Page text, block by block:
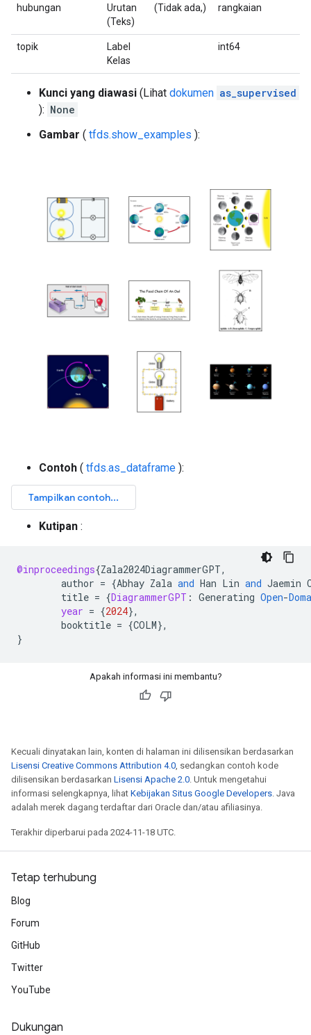
hubungan
Urutan
(Teks)
(Tidak ada,) rangkaian
topik
Label
Kelas
int64
Kunci yang diawasi (Lihat dokumen as_supervised
): None
Gambar ( tfds.show_examples ):
Contoh ( tfds.as_dataframe ):
Kutipan :
@inproceedings{Zala2024DiagrammerGPT,
author = {Abhay Zala and Han Lin and Jaemin
title = {DiagrammerGPT : Generating Open-
year = {2024},
booktitle = {COLM},
}
Apakah informasi ini membantu?
Kecuali dinyatakan lain, konten di halaman ini dilisensikan berdasarkan
Lisensi Creative Commons Attribution 4.0, sedangkan contoh kode
dilisensikan berdasarkan Lisensi Apache 2.0. Untuk mengetahui
informasi selengkapnya, lihat Kebijakan Situs Google Developers. Java
adalah merek dagang terdaftar dari Oracle dan/atau afiliasinya.
Terakhir diperbarui pada 2024-11-18 UTC.
Tetap terhubung
Blog
Forum
GitHub
Twitter
YouTube
Dukungan